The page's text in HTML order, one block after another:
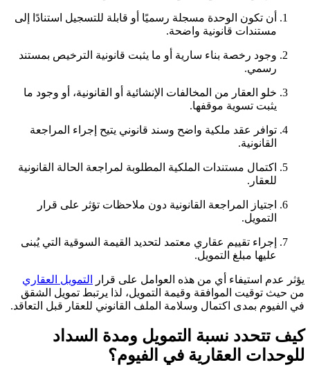
أن تكون الوحدة مسجلة رسميًا أو قابلة للتسجيل استنادًا إلى
مستندات قانونية واضحة.
وجود رخصة بناء سارية أو ما يثبت قانونية الترخيص بمستند
رسمي.
خلو العقار من المخالفات الإنشائية أو القانونية، أو وجود ما
يثبت تسوية موقفها.
توافر عقد ملكية واضح وسند قانوني يتيح إجراء المراجعة
القانونية.
اكتمال مستندات الملكية المطلوبة لمراجعة الحالة القانونية
للعقار.
اجتياز المراجعة القانونية دون ملاحظات تؤثر على قرار
التمويل.
إجراء تقييم عقاري معتمد لتحديد القيمة السوقية التي يُبنى
عليها مبلغ التمويل.
يؤثر عدم استيفاء أي من هذه العوامل على قرار
التمويل العقاري
من حيث توقيت الموافقة وقيمة التمويل، لذا يرتبط تمويل الشقق
في الفيوم بمدى اكتمال وسلامة الملف القانوني للعقار قبل التعاقد.
كيف تتحدد نسبة التمويل ومدة السداد
للوحدات العقارية في الفيوم؟